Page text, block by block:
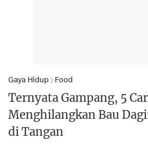
Gaya Hidup Food
Ternyata Gampang, 5
Menghilangkan Bau
di Tangan